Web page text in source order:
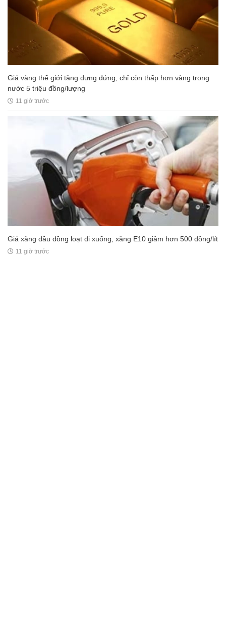
Giá vàng thế giới tăng dựng đứng, chỉ còn thấp hơn vàng trong
nước 5 triệu đồng/lượng
11 giờ trước
Giá xăng dầu đồng loạt đi xuống, xăng E10 giảm hơn 500 đồng/lít
11 giờ trước